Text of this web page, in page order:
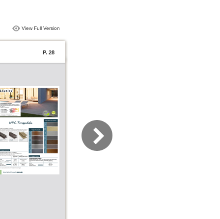
View Full Version
P. 28